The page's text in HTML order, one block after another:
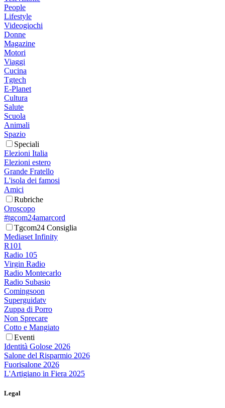
People
Lifestyle
Videogiochi
Donne
Magazine
Motori
Viaggi
Cucina
Tgtech
E-Planet
Cultura
Salute
Scuola
Animali
Spazio
Speciali
Elezioni Italia
Elezioni estero
Grande Fratello
L'isola dei famosi
Amici
Rubriche
Oroscopo
#tgcom24amarcord
Tgcom24 Consiglia
Mediaset Infinity
R101
Radio 105
Virgin Radio
Radio Montecarlo
Radio Subasio
Comingsoon
Superguidatv
Zuppa di Porro
Non Sprecare
Cotto e Mangiato
Eventi
Identità Golose 2026
Salone del Risparmio 2026
Fuorisalone 2026
L'Artigiano in Fiera 2025
Legal